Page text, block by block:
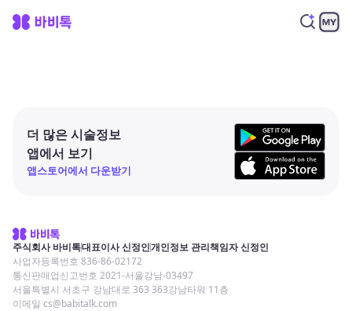
더 많은 시술정보
앱에서 보기
앱스토어에서 다운받기
주식회사 바비톡대표이사 신정인개인정보 관리책임자 신정인
사업자등록번호 836-86-02172
통신판매업신고번호 2021-서울강남-03497
서울특별시 서초구 강남대로 363 363강남타워 11층
이메일 cs@babitalk.com